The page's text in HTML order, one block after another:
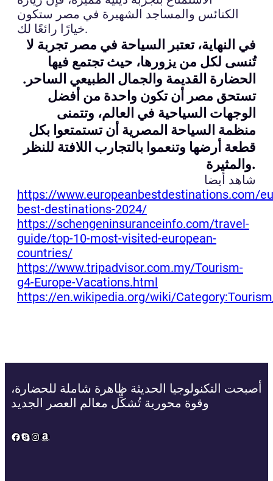
الكنائس والمساجد الشهيرة في مصر ستكون
خيارًا رائعًا لك.
في النهاية، تعتبر السياحة في مصر تجربة لا
تُنسى لكل من يزورها، حيث تجتمع فيها
الحضارة القديمة والجمال الطبيعي الساحر.
تستحق مصر أن تكون واحدة من أفضل
الوجهات السياحية في العالم، وتتمنى
منظمة السياحة المصرية أن تستمتعوا بكل
قطعة أرضها وتنعموا بالتجارب اللافتة للنظر
والمثيرة.
شاهد أيضا
https://www.europeanbestdestinations.com/
best-destinations-2024/
https://schengeninsuranceinfo.com/travel-
guide/top-10-most-visited-european-
countries/
https://www.tripadvisor.com.my/Tourism-
g4-Europe-Vacations.html
https://en.wikipedia.org/wiki/
أصبحت التكنولوجيا الحديثة ظاهرة شاملة للحضارة،
وقوة محورية تُشكِّل معالم العصر الجديد
Facebook
Skype
Instagram
Amazon